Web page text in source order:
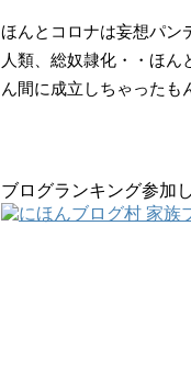
ほんとコロナは妄想パン
人類、総奴隷化・・ほ
ん間に成立しちゃったも
ブログランキング参加